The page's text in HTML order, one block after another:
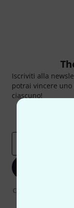
Iscriviti alla
potrai vincere
ciascuno!
Cliccando su "Iscriviti
possibile